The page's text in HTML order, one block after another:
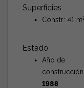
Superficies
Constr.: 41 m
Estado
Año de
construcción:
1988